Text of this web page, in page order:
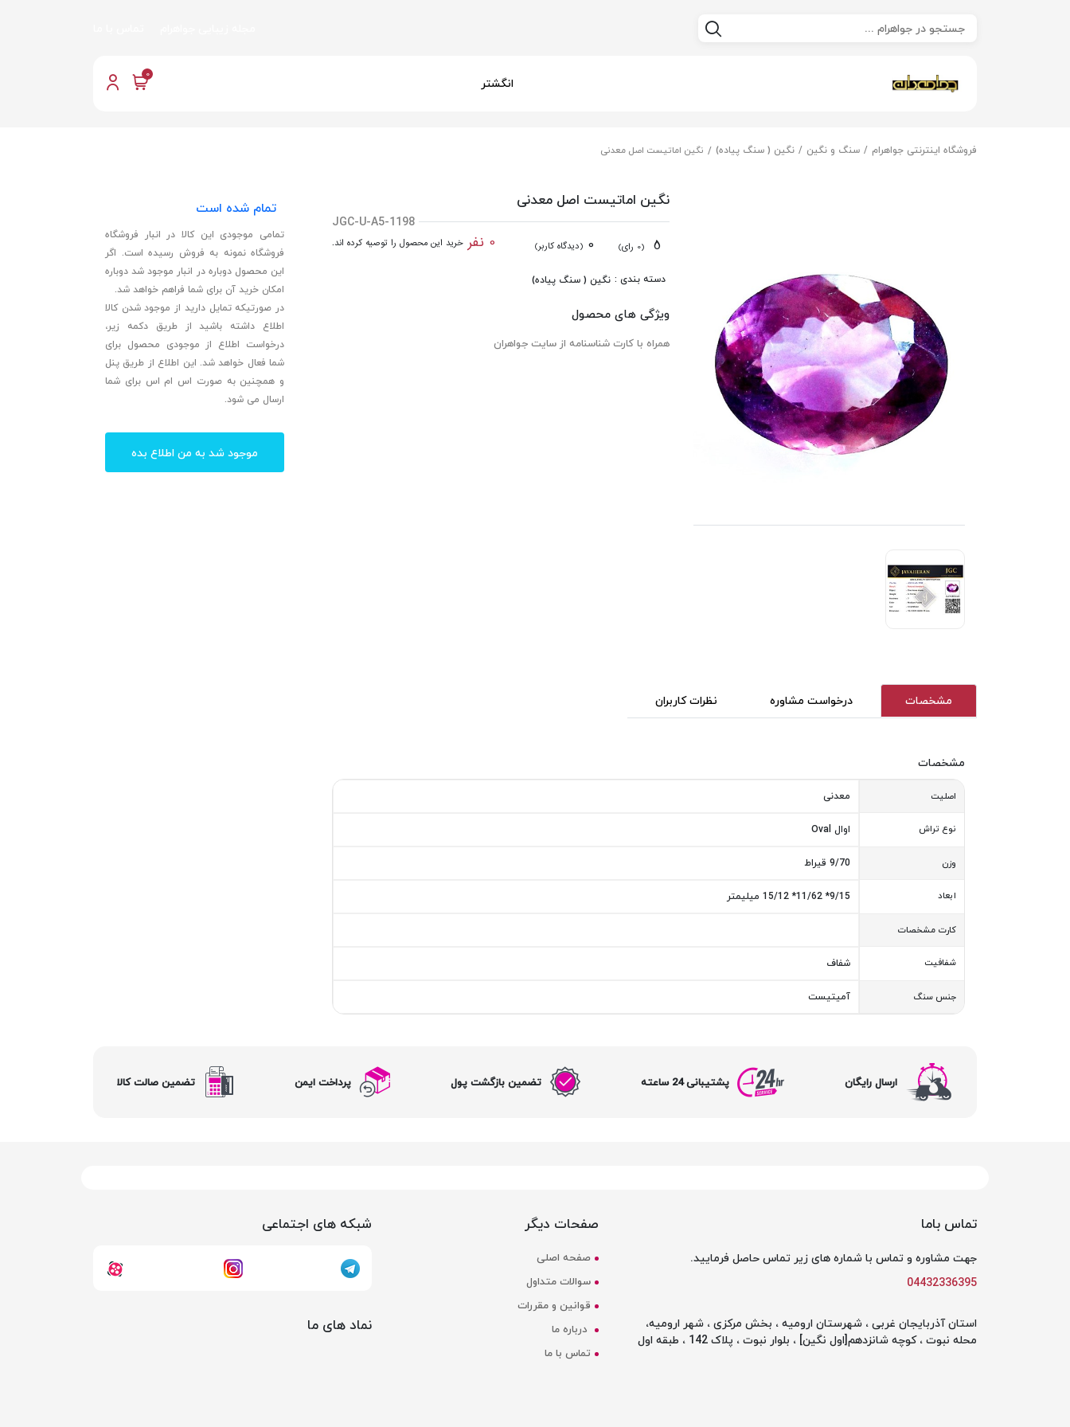
انگشتر 0
فروشگاه اینترنتی جواهرام سنگ و نگین نگین ( سنگ پیاده) نگین اماتیست اصل معدنی
نگین اماتیست اصل معدنی
JGC-U-A5-1198
(0 رای) 0 (دیدگاه کاربر) 0 نفر خرید این محصول را توصیه کرده اند.
دسته بندی : نگین ( سنگ پیاده)
ویژگی های محصول
همراه با کارت شناسنامه از سایت جواهران
مشخصات درخواست مشاوره نظرات کاربران
مشخصات
اصلیت معدنی
نوع تراش اوال Oval
وزن 9/70 قیراط
ابعاد 9/15* 11/62* 15/12 میلیمتر
کارت مشخصات
شفافیت شفاف
جنس سنگ آمیتیست
تمام شده است
تمامی موجودی این کالا در انبار فروشگاه
فروشگاه نمونه به فروش رسیده است. اگر
این محصول دوباره در انبار موجود شد دوباره
امکان خرید آن برای شما فراهم خواهد شد.
در صورتیکه تمایل دارید از موجود شدن کالا
اطلاع داشته باشید از طریق دکمه زیر،
درخواست اطلاع از موجودی محصول برای
شما فعال خواهد شد. این اطلاع از طریق پنل
و همچنین به صورت اس ام اس برای شما
ارسال می شود.
موجود شد به من اطلاع بده
ارسال رایگان پشتیبانی 24 ساعته تضمین بازگشت پول پرداخت ایمن تضمین صالت کالا
تماس باما
جهت مشاوره و تماس با شماره های زیر تماس حاصل فرمایید.
04432336395
استان آذربایجان غربی ، شهرستان ارومیه ، بخش مرکزی ، شهر ارومیه،
محله نبوت ، کوچه شانزدهم[اول نگین] ، بلوار نبوت ، پلاک 142 ، طبقه اول
صفحات دیگر
صفحه اصلی
سوالات متداول
قوانین و مقررات
درباره ما
تماس با ما
شبکه های اجتماعی
نماد های ما